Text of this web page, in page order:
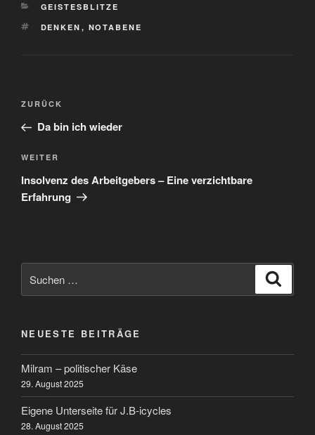
KATEGORIEN
GEISTESBLITZE
SCHLAGWÖRTER
DENKEN , NOTABENE
Beitragsnavigation
Vorheriger
Beitrag
ZURÜCK
Da bin ich wieder
Nächster
Beitrag
WEITER
Insolvenz des Arbeitgebers – Eine verzichtbare
Erfahrung
nach:
NEUESTE BEITRÄGE
Milram – politischer Käse
29. August 2025
Eigene Unterseite für J.B-icycles
28. August 2025